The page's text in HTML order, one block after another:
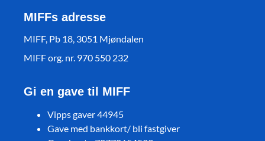
MIFFs adresse
MIFF, Pb 18, 3051 Mjøndalen
MIFF org. nr. 970 550 232
Gi en gave til MIFF
Vipps gaver 44945
Gave med bankkort/ bli fastgiver